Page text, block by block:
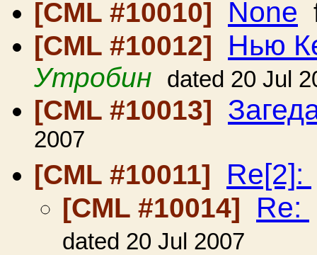
[CML #10010] None
[CML #10012]
Нью
Утробин dated 20 Jul
[CML #10013]
2007
[CML #10011]
Re[2]:
[CML #10014]
Re:
dated 20 Jul 2007